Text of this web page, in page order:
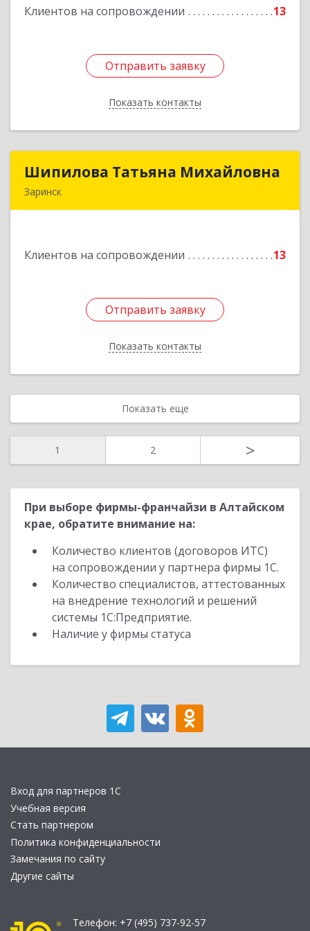
Клиентов на сопровождении 13
Отправить заявку
Показать контакты
Подробнее
Отправить заявку
Назад
Шипилова Татьяна Михайловна
Заринск
Клиентов на сопровождении 13
Отправить заявку
Показать контакты
Шипилова Татьяна Михайловна
Отправить заявку
Назад
Показать еще
1 2 >
При выборе фирмы-франчайзи в Алтайском
крае, обратите внимание на:
Количество клиентов (договоров ИТС)
на сопровождении у партнера фирмы 1С.
Количество специалистов, аттестованных
на внедрение технологий и решений
системы 1С:Предприятие.
Наличие у фирмы статуса
Вход для партнеров 1С
Учебная версия
Стать партнером
Политика конфиденциальности
Замечания по сайту
Другие сайты
Телефон: +7 (495) 737-92-57